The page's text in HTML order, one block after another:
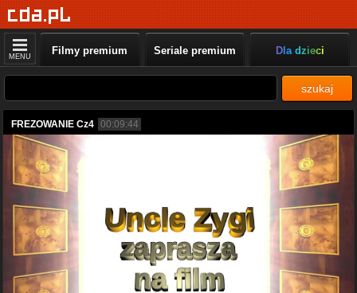
MENU Filmy premium Seriale premium Dla dzieci
szukaj
FREZOWANIE Cz4 00:09:44